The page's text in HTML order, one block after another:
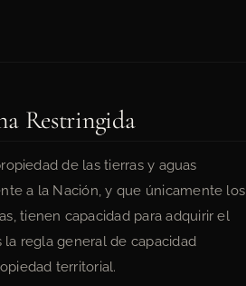
Restringida
de las tierras y aguas
a la Nación, y que únicamente los
tienen capacidad para adquirir el
regla general de capacidad
territorial.